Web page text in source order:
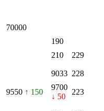
70000
190
210
229
9033 228
9550 ↑ 150
9700
↓ 50
223